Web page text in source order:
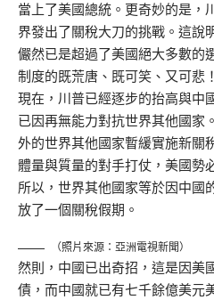
當上了美國總統。更奇妙的是，
界發出了關稅大刀的挑戰。這說
儼然已是超過了美國絕大多數的
制度的既荒唐、既可笑、又可悲！
現在，川普已經逐步的抬高與中
已因再無能力對抗世界其他國家
外的世界其他國家暫緩實施新關
體量與質量的對手打仗，美國勢
所以，世界其他國家等於因中國
放了一個關稅假期。
（照片來源：亞洲電視新聞）
然則，中國已出奇招，這是因美
債，而中國就已有七千餘億美元